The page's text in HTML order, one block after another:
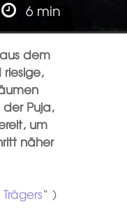
6 min
dem
riesige,
Puja,
um
näher
“ )